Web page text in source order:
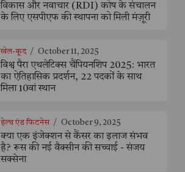
विकास और नवाचार (RDI) कोष के संचालन
के लिए एसपीएफ की स्थापना को मिली मंज़ूरी
खेल-कूद / October 11, 2025
विश्व पैरा एथलेटिक्स चैंपियनशिप 2025: भारत
का ऐतिहासिक प्रदर्शन, 22 पदकों के साथ
मिला 10वां स्थान
हेल्थ एंड फिटनेस / October 9, 2025
क्या एक इंजेक्शन से कैंसर का इलाज संभव
है? रूस की नई वैक्सीन की सच्चाई - संजय
सक्सेना